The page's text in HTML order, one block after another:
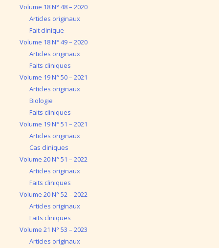
Volume 18 N° 48 – 2020
Articles originaux
Fait clinique
Volume 18 N° 49 – 2020
Articles originaux
Faits cliniques
Volume 19 N° 50 – 2021
Articles originaux
Biologie
Faits cliniques
Volume 19 N° 51 – 2021
Articles originaux
Cas cliniques
Volume 20 N° 51 – 2022
Articles originaux
Faits cliniques
Volume 20 N° 52 – 2022
Articles originaux
Faits cliniques
Volume 21 N° 53 – 2023
Articles originaux